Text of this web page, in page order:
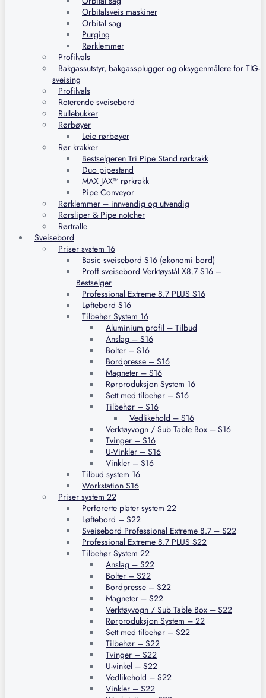
Orbitalsveis maskiner
Orbital sag
Purging
Rørklemmer
Profilvals
Bakgassutstyr, bakgassplugger og oksygenmålere for TIG-
sveising
Profilvals
Roterende sveisebord
Rullebukker
Rørbøyer
Leie rørbøyer
Rør krakker
Bestselgeren Tri Pipe Stand rørkrakk
Duo pipestand
MAX JAX™ rørkrakk
Pipe Conveyor
Rørklemmer – innvendig og utvendig
Rørsliper & Pipe notcher
Rørtralle
Sveisebord
Priser system 16
Basic sveisebord S16 (økonomi bord)
Proff sveisebord Verktøystål X8.7 S16 –
Bestselger
Professional Extreme 8.7 PLUS S16
Løftebord S16
Tilbehør System 16
Aluminium profil – Tilbud
Anslag – S16
Bolter – S16
Bordpresse – S16
Magneter – S16
Rørproduksjon System 16
Sett med tilbehør – S16
Tilbehør – S16
Vedlikehold – S16
Verktøyvogn / Sub Table Box – S16
Tvinger – S16
U-Vinkler – S16
Vinkler – S16
Tilbud system 16
Workstation S16
Priser system 22
Perforerte plater system 22
Løftebord – S22
Sveisebord Professional Extreme 8.7 – S22
Professional Extreme 8.7 PLUS S22
Tilbehør System 22
Anslag – S22
Bolter – S22
Bordpresse – S22
Magneter – S22
Verktøyvogn / Sub Table Box – S22
Rørproduksjon System – 22
Sett med tilbehør – S22
Tilbehør – S22
Tvinger – S22
U-vinkel – S22
Vedlikehold – S22
Vinkler – S22